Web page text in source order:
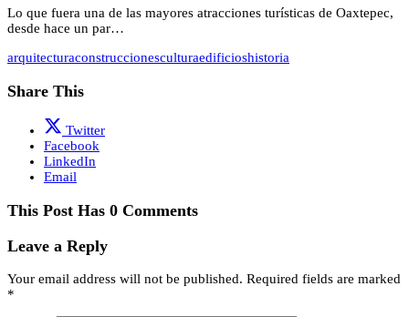
Lo que fuera una de las mayores atracciones turísticas de Oaxtepec,
desde hace un par…
arquitecturaconstruccionesculturaedificioshistoria
Share This
Twitter
Facebook
LinkedIn
Email
This Post Has 0 Comments
Leave a Reply
Your email address will not be published. Required fields are marked
*